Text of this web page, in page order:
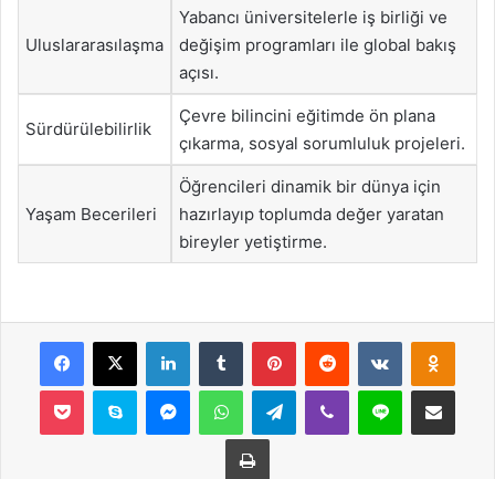
Uluslararasılaşma
Yabancı üniversitelerle iş birliği ve
değişim programları ile global bakış
açısı.
Sürdürülebilirlik
Çevre bilincini eğitimde ön plana
çıkarma, sosyal sorumluluk projeleri.
Yaşam Becerileri
Öğrencileri dinamik bir dünya için
hazırlayıp toplumda değer yaratan
bireyler yetiştirme.
Facebook
X LinkedInTumblr PinterestReddit VKontakte
Pocket Skype MessengerWhatsAppTelegramViber Line E-Posta ile
Yazdır